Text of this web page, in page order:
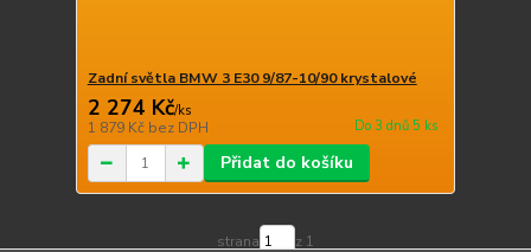
Zadní světla BMW 3 E30 9/87-10/90 krystalové
2 274 Kč/ks
1 879 Kč bez DPH Do 3 dnů 5 ks
Přidat do košíku
strana z 1